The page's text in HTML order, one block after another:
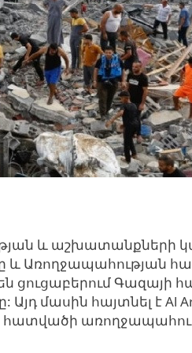
և աշխատանքների
և Առողջապահության
ցուցաբերում Գազայի
մասին հայտնել է Al
հատվածի